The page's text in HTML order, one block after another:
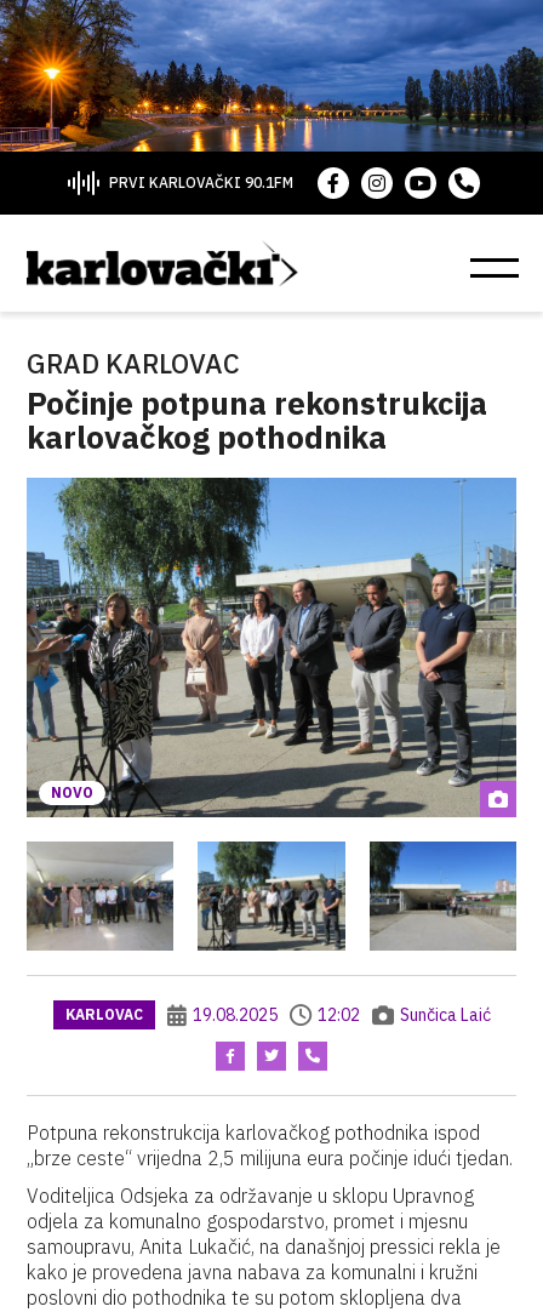
PRVI KARLOVAČKI 90.1FM
GRAD KARLOVAC
Počinje potpuna rekonstrukcija
karlovačkog pothodnika
NOVO
KARLOVAC 19.08.2025 12:02 Sunčica Laić
Potpuna rekonstrukcija karlovačkog pothodnika ispod
„brze ceste“ vrijedna 2,5 milijuna eura počinje idući tjedan.
Voditeljica Odsjeka za održavanje u sklopu Upravnog
odjela za komunalno gospodarstvo, promet i mjesnu
samoupravu, Anita Lukačić, na današnjoj pressici rekla je
kako je provedena javna nabava za komunalni i kružni
poslovni dio pothodnika te su potom sklopljena dva